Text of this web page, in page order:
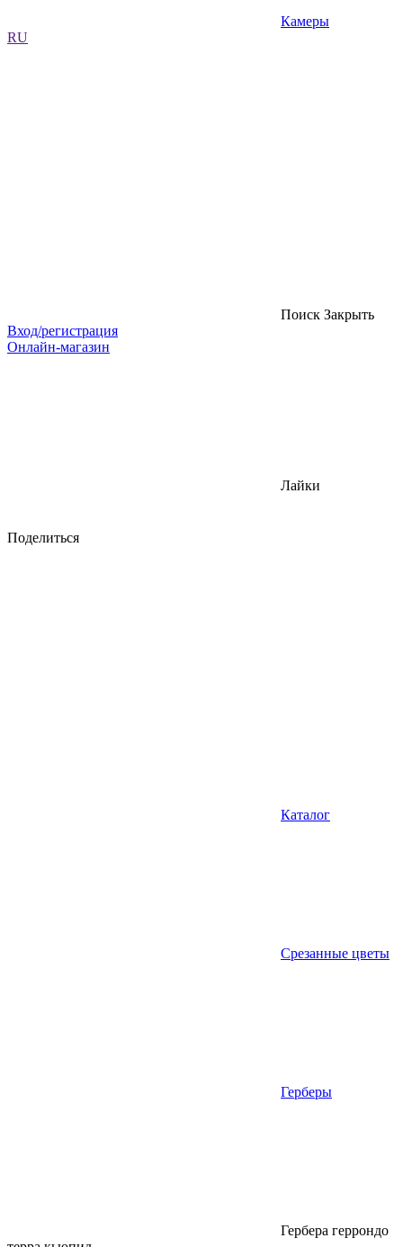
Камеры
RU
Поиск Закрыть
Вход/регистрация
Онлайн-магазин
Лайки
Поделиться
Каталог
Срезанные цветы
Герберы
Гербера геррондо